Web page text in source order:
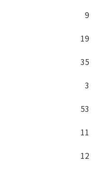
9
19
35
3
53
11
12